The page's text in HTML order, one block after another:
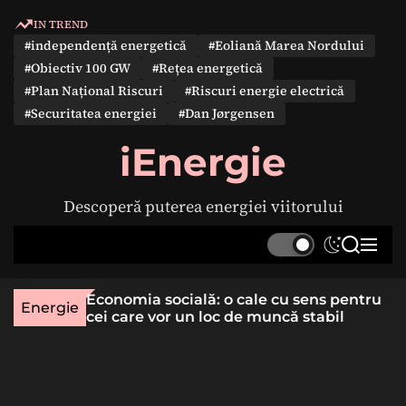
IN TREND
#independență energetică
#Eoliană Marea Nordului
#Obiectiv 100 GW
#Rețea energetică
#Plan Național Riscuri
#Riscuri energie electrică
#Securitatea energiei
#Dan Jørgensen
iEnergie
Descoperă puterea energiei viitorului
S
t
c
S
r
M
u
Energie
rară
Economia socială: o cale cu sens pentru
cei care vor un loc de muncă stabil